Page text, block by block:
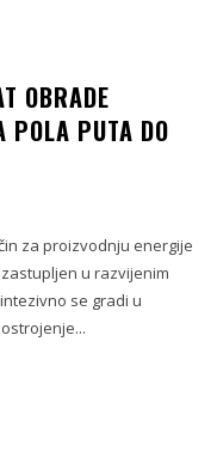
OBRADE
POLA PUTA DO
za proizvodnju energije
u razvijenim
se gradi u